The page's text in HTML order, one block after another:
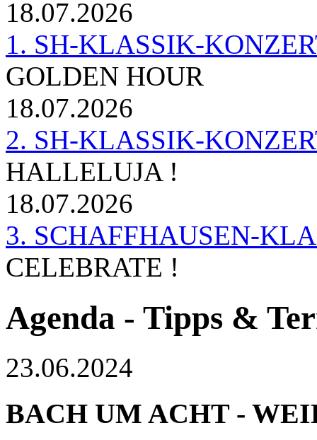
18.07.2026
1. SH-KLASSIK-
GOLDEN HOUR
18.07.2026
2. SH-KLASSIK-
HALLELUJA !
18.07.2026
3. SCHAFFHAUSEN-
CELEBRATE !
Agenda - Tipps &
23.06.2024
BACH UM ACHT -